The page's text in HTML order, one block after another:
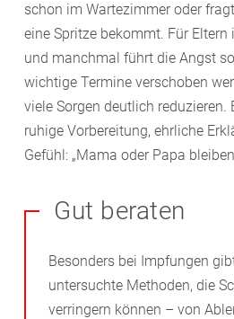
schon im Wartezimmer oder
eine Spritze bekommt. Für
und manchmal führt die Angst
wichtige Termine verschoben
viele Sorgen deutlich reduzieren.
ruhige Vorbereitung, ehrliche
Gefühl: „Mama oder Papa
Gut beraten
Besonders bei Impfungen
untersuchte Methoden, die
verringern können – von